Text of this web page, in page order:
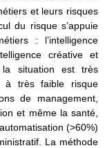
et leurs risques
du risque s’appuie
: l’intelligence
créative et
la situation est très
très faible risque
de management,
et même la santé,
(>60%)
La méthode